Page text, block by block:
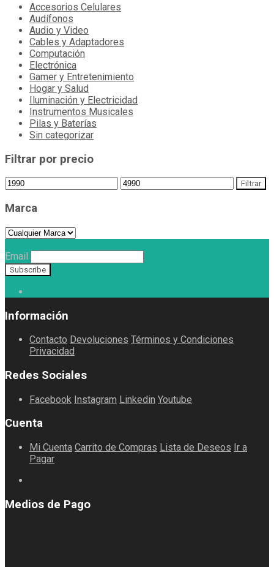
Accesorios Celulares
Audífonos
Audio y Video
Cables y Adaptadores
Computación
Electrónica
Gamer y Entretenimiento
Hogar y Salud
Iluminación y Electricidad
Instrumentos Musicales
Pilas y Baterías
Sin categorizar
Filtrar por precio
Filtrar
Marca
Email
Información
Contacto Devoluciones Términos y Condiciones
Privacidad
Redes Sociales
Facebook Instagram Linkedin Youtube
Cuenta
Mi Cuenta Carrito de Compras Lista de Deseos Ir a
Pagar
Medios de Pago